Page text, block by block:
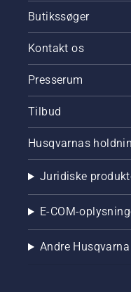
Butikssøger
Kontakt os
Presserum
Tilbud
Husqvarnas
Juridiske
E-COM-
Andre